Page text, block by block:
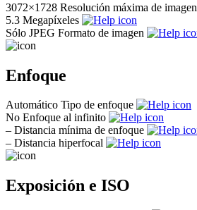
3072×1728 Resolución máxima de imagen
5.3 Megapíxeles
Sólo JPEG Formato de imagen
Enfoque
Automático Tipo de enfoque
No Enfoque al infinito
– Distancia mínima de enfoque
– Distancia hiperfocal
Exposición e ISO